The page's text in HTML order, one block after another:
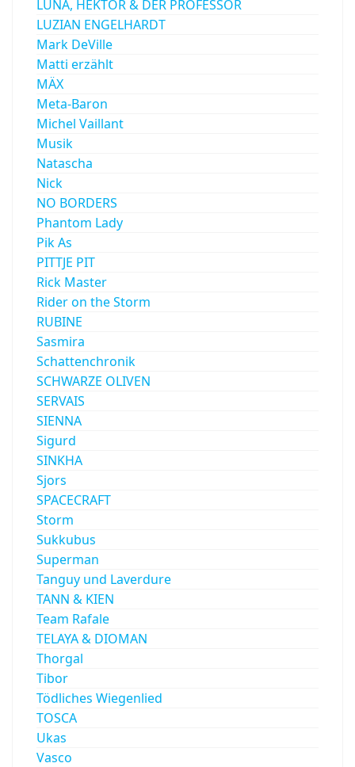
LUNA, HEKTOR & DER PROFESSOR
LUZIAN ENGELHARDT
Mark DeVille
Matti erzählt
MÄX
Meta-Baron
Michel Vaillant
Musik
Natascha
Nick
NO BORDERS
Phantom Lady
Pik As
PITTJE PIT
Rick Master
Rider on the Storm
RUBINE
Sasmira
Schattenchronik
SCHWARZE OLIVEN
SERVAIS
SIENNA
Sigurd
SINKHA
Sjors
SPACECRAFT
Storm
Sukkubus
Superman
Tanguy und Laverdure
TANN & KIEN
Team Rafale
TELAYA & DIOMAN
Thorgal
Tibor
Tödliches Wiegenlied
TOSCA
Ukas
Vasco